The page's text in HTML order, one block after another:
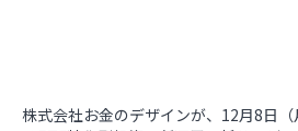
株式会社お金のデザインが、12月8日